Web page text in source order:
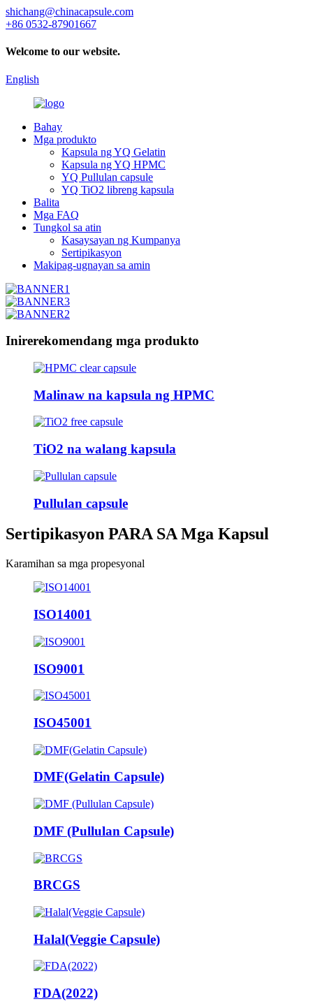
shichang@chinacapsule.com
+86 0532-87901667
Welcome to our website.
English
Bahay
Mga produkto
Kapsula ng YQ Gelatin
Kapsula ng YQ HPMC
YQ Pullulan capsule
YQ TiO2 libreng kapsula
Balita
Mga FAQ
Tungkol sa atin
Kasaysayan ng Kumpanya
Sertipikasyon
Makipag-ugnayan sa amin
Inirerekomendang mga produkto
Malinaw na kapsula ng HPMC
TiO2 na walang kapsula
Pullulan capsule
Sertipikasyon PARA SA Mga Kapsul
Karamihan sa mga propesyonal
ISO14001
ISO9001
ISO45001
DMF(Gelatin Capsule)
DMF (Pullulan Capsule)
BRCGS
Halal(Veggie Capsule)
FDA(2022)